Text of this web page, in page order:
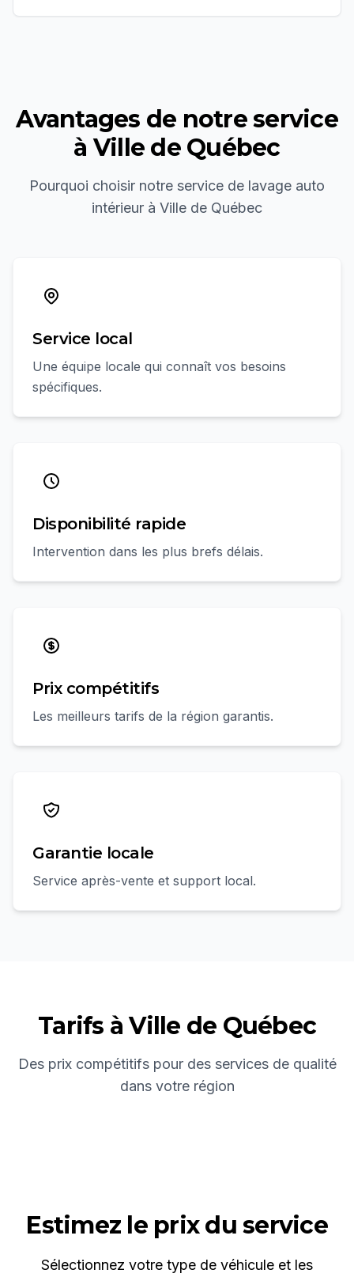
Avantages de notre service
à Ville de Québec
Pourquoi choisir notre service de lavage auto
intérieur à Ville de Québec
Service local
Une équipe locale qui connaît vos besoins
spécifiques.
Disponibilité rapide
Intervention dans les plus brefs délais.
Prix compétitifs
Les meilleurs tarifs de la région garantis.
Garantie locale
Service après-vente et support local.
Tarifs àVille de Québec
Des prix compétitifs pour des services de qualité
dans votre région
Estimez le prix du service
Sélectionnez votre type de véhicule et les